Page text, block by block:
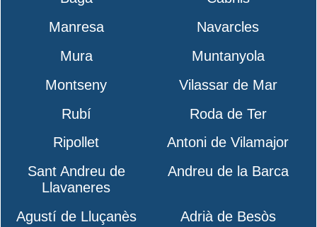
Manresa
Navarcles
Mura
Muntanyola
Montseny
Vilassar de Mar
Rubí
Roda de Ter
Ripollet
Antoni de Vilamajor
Sant Andreu de
Llavaneres
Andreu de la Barca
Agustí de Lluçanès Adrià de Besòs